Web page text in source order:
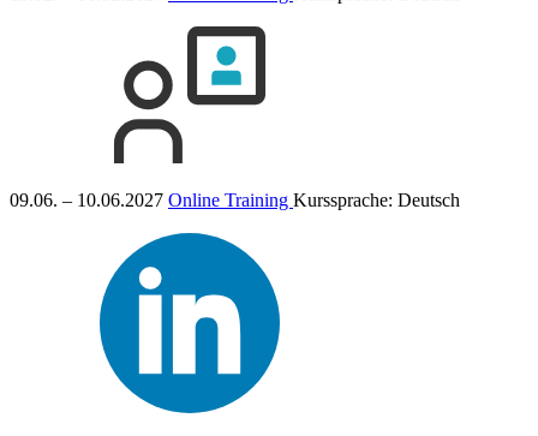
09.06. – 10.06.2027 Online Training Kurssprache: Deutsch